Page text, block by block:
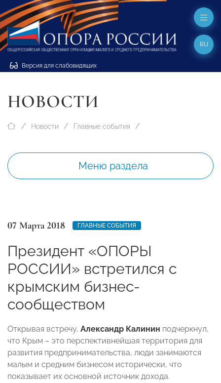
Версия для слабовидящих
RU
НОВОСТИ
Новости Главные события
Меню раздела
07 Марта 2018 ГЛАВНЫЕ СОБЫТИЯ
Президент «ОПОРЫ
РОССИИ» встретился с
крымским бизнес-
сообществом
Открывая встречу, Александр Калинин подчеркнул,
что Крым – это перспективнейшая территория для
развития предпринимательства, люди занимаются
малым и средним бизнесом исторически, что
показывает их основной источник дохода.